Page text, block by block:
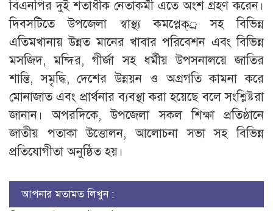
বিএনপির দুই শতাধীক নেতাকর্মী এতে অংশ গ্রহণ করেন।
দিবসটিতে উপজেলা স্বাস্থ্য কমপ্লেক্্র সহ বিভিন্ন
এতিমখানায় উন্নত মানের খাবার পরিবেশন এবং বিভিন্ন
মসজিদ, মন্দির, গীর্জা সহ ধর্মীয় উপসনালয়ে জাতির
শান্তি, সমৃদ্ধি, দেশের উন্নয়ন ও অগ্রগতি কামনা করে
মোনাজাত এবং প্রার্থনার ব্যবস্থা করা হয়েছে বলে সংশ্লিষ্টরা
জানান। অপরদিকে, উপজেলা সকল শিক্ষা প্রতিষ্ঠানে
জাতীয় পতাকা উত্তোলন, আলোচনা সভা সহ বিভিন্ন
প্রতিযোগীতা অনুষ্ঠিত হয়।
আপনার মতামত লিখুন :